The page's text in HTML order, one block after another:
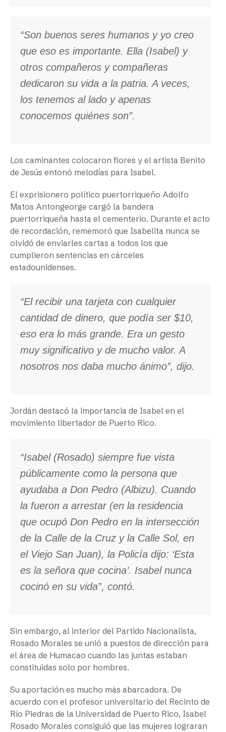
“Son buenos seres humanos y yo creo
que eso es importante. Ella (Isabel) y
otros compañeros y compañeras
dedicaron su vida a la patria. A veces,
los tenemos al lado y apenas
conocemos quiénes son”.
Los caminantes colocaron flores y el artista Benito
de Jesús entonó melodías para Isabel.
El exprisionero político puertorriqueño Adolfo
Matos Antongeorge cargó la bandera
puertorriqueña hasta el cementerio. Durante el acto
de recordación, rememoró que Isabelita nunca se
olvidó de enviarles cartas a todos los que
cumplieron sentencias en cárceles
estadounidenses.
“El recibir una tarjeta con cualquier
cantidad de dinero, que podía ser $10,
eso era lo más grande. Era un gesto
muy significativo y de mucho valor. A
nosotros nos daba mucho ánimo”, dijo.
Jordán destacó la importancia de Isabel en el
movimiento libertador de Puerto Rico.
“Isabel (Rosado) siempre fue vista
públicamente como la persona que
ayudaba a Don Pedro (Albizu). Cuando
la fueron a arrestar (en la residencia
que ocupó Don Pedro en la intersección
de la Calle de la Cruz y la Calle Sol, en
el Viejo San Juan), la Policía dijo: ‘Esta
es la señora que cocina’. Isabel nunca
cocinó en su vida”, contó.
Sin embargo, al interior del Partido Nacionalista,
Rosado Morales se unió a puestos de dirección para
el área de Humacao cuando las juntas estaban
constituidas solo por hombres.
Su aportación es mucho más abarcadora. De
acuerdo con el profesor universitario del Recinto de
Río Piedras de la Universidad de Puerto Rico, Isabel
Rosado Morales consiguió que las mujeres lograran